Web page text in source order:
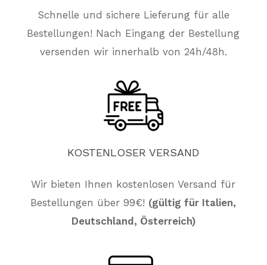
Es befinden sich keine Produkte im
Warenkorb.
Schnelle und sichere Lieferung für alle
Bestellungen! Nach Eingang der Bestellung
versenden wir innerhalb von 24h/48h.
KOSTENLOSER VERSAND
Wir bieten Ihnen kostenlosen Versand für
Bestellungen über 99€! (gültig für Italien,
Deutschland, Österreich)